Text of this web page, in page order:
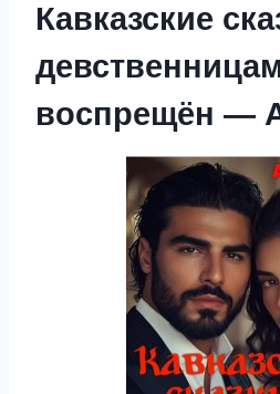
Кавказские
воспрещён —